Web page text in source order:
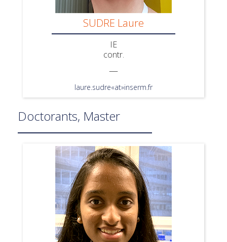
SUDRE Laure
IE
contr.
—
laure.sudre«at»inserm.fr
Doctorants, Master